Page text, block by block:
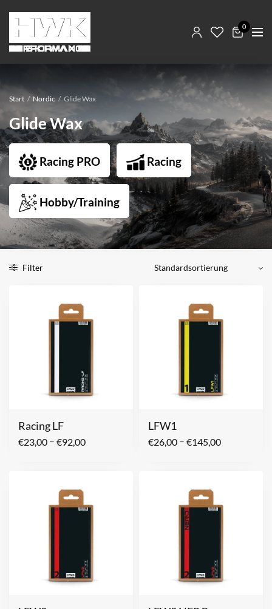
0
Start / Nordic / Glide Wax
Glide Wax
Racing PRO Racing
Hobby/Training
Filter
Racing LF
€23,00 – €92,00
LFW1
€26,00 – €145,00